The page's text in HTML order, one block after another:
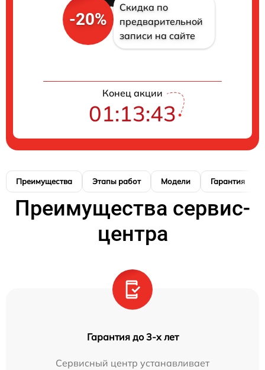
-20%
Скидка по
предварительной
записи на сайте
Конец акции
01:13:42
Преимущества Этапы работ Модели Гарантия
Преимущества сервис-
центра
Гарантия до 3-х лет
Сервисный центр устанавливает